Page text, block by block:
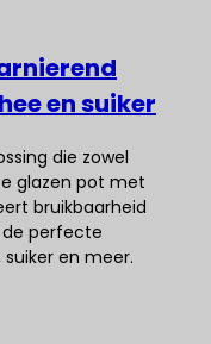
en suiker
die zowel
glazen pot met
bruikbaarheid
perfecte
en meer.